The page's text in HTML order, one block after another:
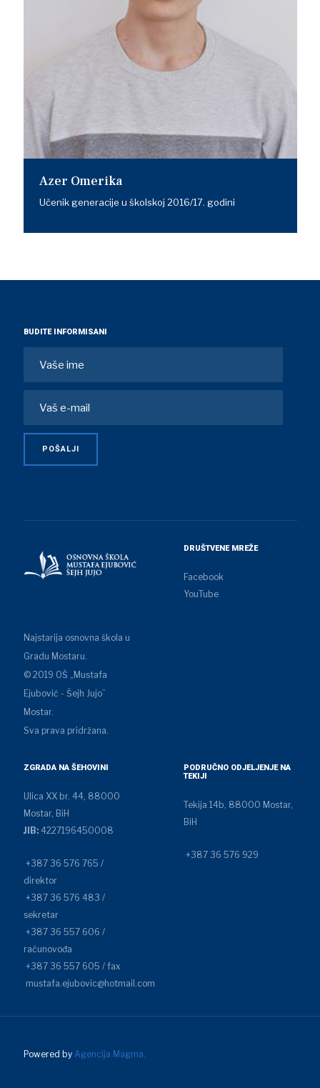
Azer Omerika
Učenik generacije u školskoj 2016/17. godini
BUDITE INFORMISANI
Najstarija osnovna škola u
Gradu Mostaru.
© 2019 OŠ „Mustafa
Ejubović - Šejh Jujo”
Mostar.
Sva prava pridržana.
DRUŠTVENE MREŽE
Facebook
YouTube
ZGRADA NA ŠEHOVINI
Ulica XX br. 44, 88000
Mostar, BiH
JIB:4227196450008
+387 36 576 765 /
direktor
+387 36 576 483 /
sekretar
+387 36 557 606 /
računovođa
+387 36 557 605 / fax
mustafa.ejubovic@hotmail.com
PODRUČNO ODJELJENJE NA
TEKIJI
Tekija 14b, 88000 Mostar,
BiH
+387 36 576 929
Powered by Agencija Magma.